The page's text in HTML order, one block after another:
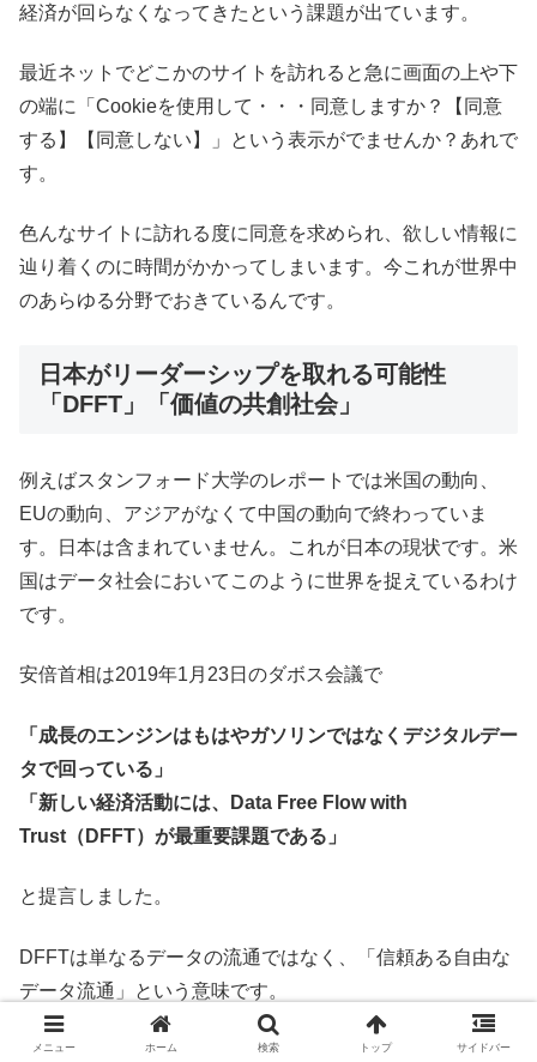
経済が回らなくなってきたという課題が出ています。
最近ネットでどこかのサイトを訪れると急に画面の上や下
の端に「Cookieを使用して・・・同意しますか？【同意
する】【同意しない】」という表示がでませんか？あれで
す。
色んなサイトに訪れる度に同意を求められ、欲しい情報に
辿り着くのに時間がかかってしまいます。今これが世界中
のあらゆる分野でおきているんです。
日本がリーダーシップを取れる可能性
「DFFT」「価値の共創社会」
例えばスタンフォード大学のレポートでは米国の動向、
EUの動向、アジアがなくて中国の動向で終わっていま
す。日本は含まれていません。これが日本の現状です。米
国はデータ社会においてこのように世界を捉えているわけ
です。
安倍首相は2019年1月23日のダボス会議で
「成長のエンジンはもはやガソリンではなくデジタルデー
タで回っている」
「新しい経済活動には、Data Free Flow with
Trust（DFFT）が最重要課題である」
と提言しました。
DFFTは単なるデータの流通ではなく、「信頼ある自由な
データ流通」という意味です。
このDFFTという概念で日本がデータ社会において世界の
メニュー ホーム 検索 トップ サイドバー